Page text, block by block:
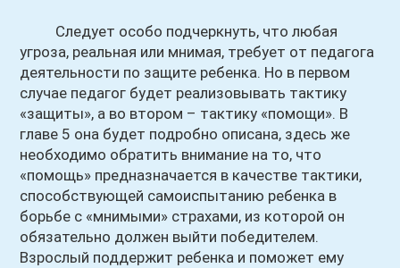
Следует особо подчеркнуть, что любая
угроза, реальная или мнимая, требует от педагога
деятельности по защите ребенка. Но в первом
случае педагог будет реализовывать тактику
«защиты», а во втором – тактику «помощи». В
главе 5 она будет подробно описана, здесь же
необходимо обратить внимание на то, что
«помощь» предназначается в качестве тактики,
способствующей самоиспытанию ребенка в
борьбе с «мнимыми» страхами, из которой он
обязательно должен выйти победителем.
Взрослый поддержит ребенка и поможет ему